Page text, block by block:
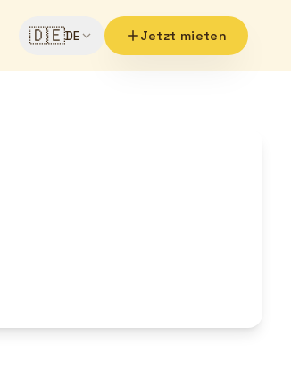
🇩🇪DE Jetzt mieten